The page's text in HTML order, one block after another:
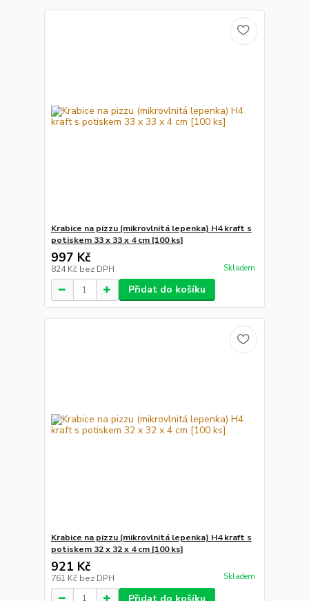
Krabice na pizzu (mikrovlnitá lepenka) H4 kraft s
potiskem 33 x 33 x 4 cm [100 ks]
997 Kč
824 Kč bez DPH Skladem
Přidat do košíku
Krabice na pizzu (mikrovlnitá lepenka) H4 kraft s
potiskem 32 x 32 x 4 cm [100 ks]
921 Kč
761 Kč bez DPH Skladem